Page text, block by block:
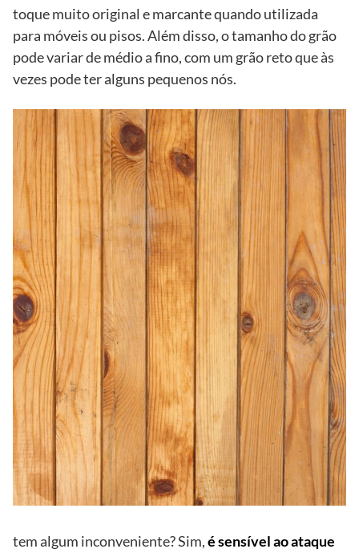
toque muito original e marcante quando utilizada
para móveis ou pisos. Além disso, o tamanho do grão
pode variar de médio a fino, com um grão reto que às
vezes pode ter alguns pequenos nós.
tem algum inconveniente? Sim,é sensível ao ataque